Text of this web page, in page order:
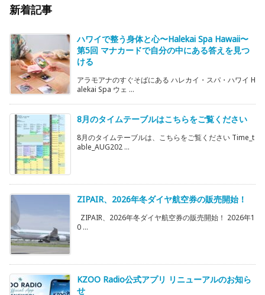
新着記事
ハワイで整う身体と心〜Halekai Spa Hawaii〜
第5回 マナカードで自分の中にある答えを見つ
ける
アラモアナのすぐそばにある ハレカイ・スパ・ハワイ H
alekai Spa ウェ ...
8月のタイムテーブルはこちらをご覧ください
8月のタイムテーブルは、こちらをご覧ください Time_t
able_AUG202 ...
ZIPAIR、2026年冬ダイヤ航空券の販売開始！
ZIPAIR、2026年冬ダイヤ航空券の販売開始！ 2026年1
0 ...
KZOO Radio公式アプリ リニューアルのお知ら
せ